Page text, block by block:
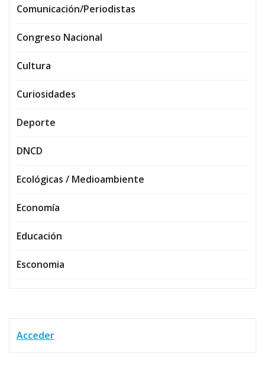
Comunicación/Periodistas
Congreso Nacional
Cultura
Curiosidades
Deporte
DNCD
Ecológicas / Medioambiente
Economía
Educación
Esconomia
Acceder